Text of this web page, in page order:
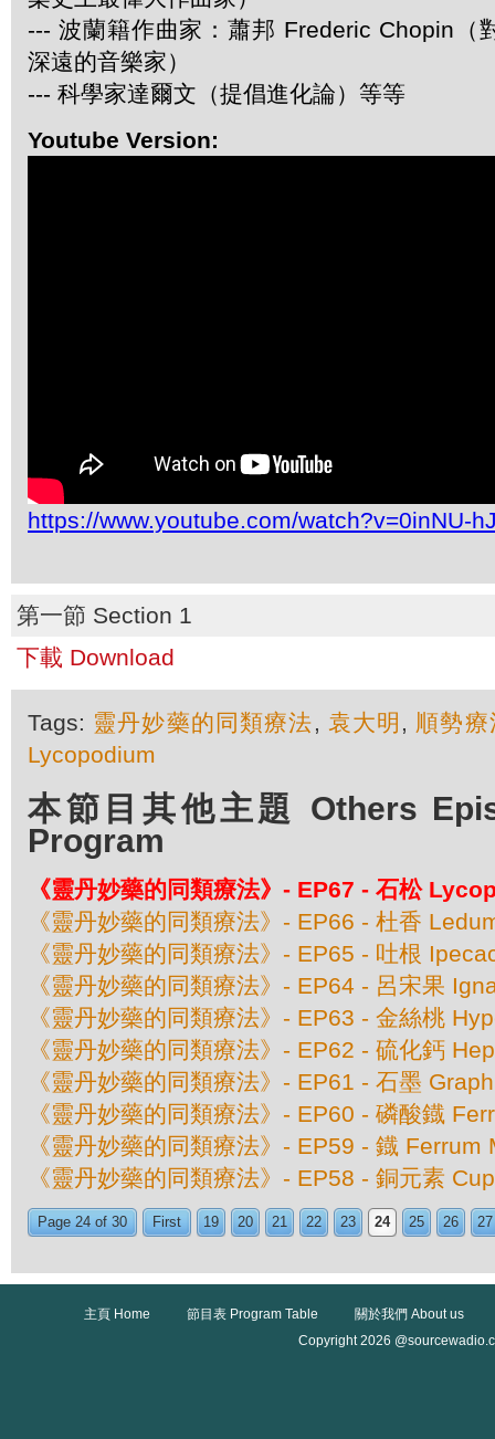
--- 波蘭籍作曲家：蕭邦 Frederic Chopin（
深遠的音樂家）
--- 科學家達爾文（提倡進化論）等等
Youtube Version:
https://www.youtube.com/watch?v=0inNU-
第一節 Section 1
下載 Download
Tags: 靈丹妙藥的同類療法, 袁大明 , 順勢療
Lycopodium
本節目其他主題 Others
Program
《靈丹妙藥的同類療法》- EP67 - 石松
《靈丹妙藥的同類療法》- EP66 - 杜香
《靈丹妙藥的同類療法》- EP65 - 吐根
《靈丹妙藥的同類療法》- EP64 - 呂宋果
《靈丹妙藥的同類療法》- EP63 - 金絲桃
《靈丹妙藥的同類療法》- EP62 - 硫化鈣
《靈丹妙藥的同類療法》- EP61 - 石墨
《靈丹妙藥的同類療法》- EP60 - 磷酸鐡
《靈丹妙藥的同類療法》- EP59 - 鐡 Ferrum
《靈丹妙藥的同類療法》- EP58 - 銅元素
Page 24 of 30 First 19 20 21 22 23 24 25 26 27
主頁 Home 節目表 Program Table
關於我們 About us
Copyright 2026